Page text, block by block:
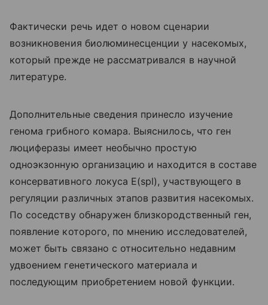
Фактически речь идет о новом сценарии
возникновения биолюминесценции у насекомых,
который прежде не рассматривался в научной
литературе.
Дополнительные сведения принесло изучение
генома грибного комара. Выяснилось, что ген
люциферазы имеет необычно простую
одноэкзонную организацию и находится в составе
консервативного локуса E(spl), участвующего в
регуляции различных этапов развития насекомых.
По соседству обнаружен близкородственный ген,
появление которого, по мнению исследователей,
может быть связано с относительно недавним
удвоением генетического материала и
последующим приобретением новой функции.